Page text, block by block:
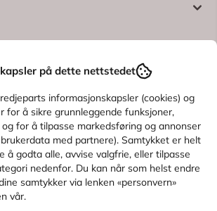
SÅ PÅ DETTE SÅ OGSÅ
PÅ
på dette nettstedet
informasjonskapsler (cookies) og
for å sikre grunnleggende funksjoner,
for å tilpasse markedsføring og annonser
med partnere). Samtykket er helt
å godta alle, avvise valgfrie, eller tilpasse
nedenfor. Du kan når som helst endre
samtykker via lenken «personvern»
vår.